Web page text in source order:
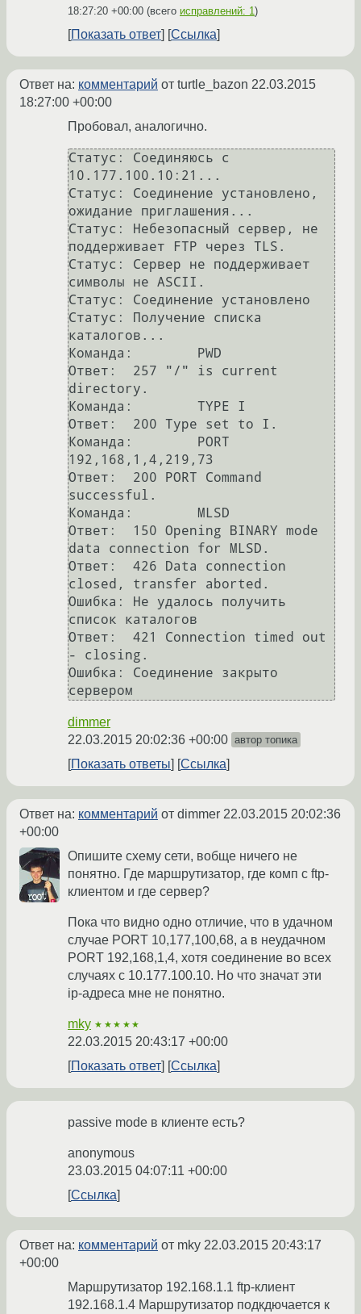
18:27:20 +00:00 (всего исправлений: 1)
Показать ответ Ссылка
Ответ на: комментарий от turtle_bazon 22.03.2015
18:27:00 +00:00
Пробовал, аналогично.
Статус:	Соединяюсь с
10.177.100.10:21...
Статус:	Соединение установлено,
ожидание приглашения...
Статус:	Небезопасный сервер, не
поддерживает FTP через TLS.
Статус:	Сервер не поддерживает
символы не ASCII.
Статус:	Соединение установлено
Статус:	Получение списка
каталогов...
Команда:	PWD
Ответ:	257 "/" is current
directory.
Команда:	TYPE I
Ответ:	200 Type set to I.
Команда:	PORT
192,168,1,4,219,73
Ответ:	200 PORT Command
successful.
Команда:	MLSD
Ответ:	150 Opening BINARY mode
data connection for MLSD.
Ответ:	426 Data connection
closed, transfer aborted.
Ошибка:	Не удалось получить
список каталогов
Ответ:	421 Connection timed out
- closing.
Ошибка:	Соединение закрыто
dimmer
22.03.2015 20:02:36 +00:00 автор топика
Показать ответы Ссылка
Ответ на: комментарий от dimmer 22.03.2015 20:02:36
+00:00
Опишите схему сети, вобще ничего не
понятно. Где маршрутизатор, где комп с ftp-
клиентом и где сервер?
Пока что видно одно отличие, что в удачном
случае PORT 10,177,100,68, а в неудачном
PORT 192,168,1,4, хотя соединение во всех
случаях с 10.177.100.10. Но что значат эти
ip-адреса мне не понятно.
mky ★★★★★
22.03.2015 20:43:17 +00:00
Показать ответ
Ссылка
passive mode в клиенте есть?
anonymous
23.03.2015 04:07:11 +00:00
Ссылка
Ответ на: комментарий от mky 22.03.2015 20:43:17
+00:00
Маршрутизатор 192.168.1.1 ftp-клиент
192.168.1.4 Маршрутизатор подкдючается к